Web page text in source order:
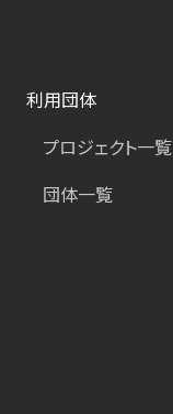
利用団体
プロジェクト一覧
団体一覧